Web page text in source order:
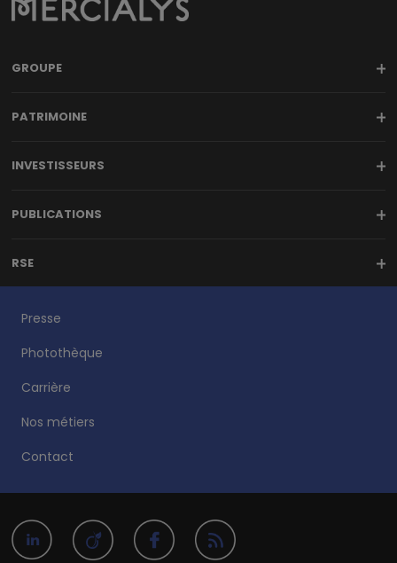
GROUPE
PATRIMOINE
INVESTISSEURS
PUBLICATIONS
RSE
Presse
Photothèque
Carrière
Nos métiers
Contact